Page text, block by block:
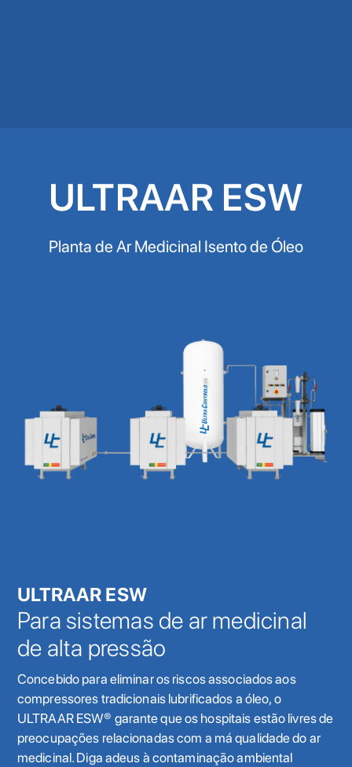
ULTRAAR ESW
Planta de Ar Medicinal Isento de Óleo
ULTRAAR ESW
Para sistemas de ar medicinal
de alta pressão
Concebido para eliminar os riscos associados aos
compressores tradicionais lubrificados a óleo, o
ULTRAAR ESW® garante que os hospitais estão livres de
preocupações relacionadas com a má qualidade do ar
medicinal. Diga adeus à contaminação ambiental